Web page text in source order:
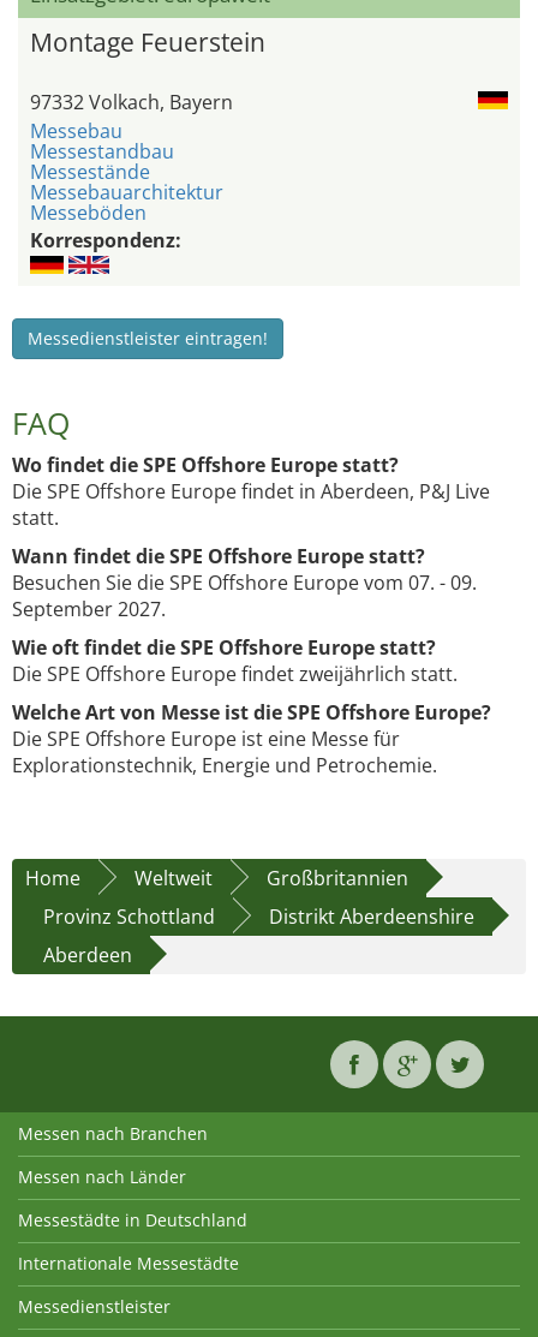
Montage Feuerstein
97332 Volkach, Bayern
Messebau
Messestandbau
Messestände
Messebauarchitektur
Messeböden
Korrespondenz:
Messedienstleister eintragen!
FAQ
Wo findet die SPE Offshore Europe statt?
Die SPE Offshore Europe findet in Aberdeen, P&J Live
statt.
Wann findet die SPE Offshore Europe statt?
Besuchen Sie die SPE Offshore Europe vom 07. - 09.
September 2027.
Wie oft findet die SPE Offshore Europe statt?
Die SPE Offshore Europe findet zweijährlich statt.
Welche Art von Messe ist die SPE Offshore Europe?
Die SPE Offshore Europe ist eine Messe für
Explorationstechnik, Energie und Petrochemie.
Home Weltweit
Großbritannien
Provinz Schottland
Distrikt Aberdeenshire
Aberdeen
Messen nach Branchen
Messen nach Länder
Messestädte in Deutschland
Internationale Messestädte
Messedienstleister